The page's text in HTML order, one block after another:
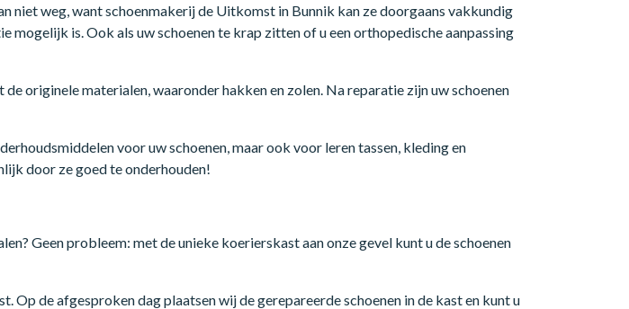
niet weg, want schoenmakerij de Uitkomst in Bunnik kan ze doorgaans vakkundig
mogelijk is. Ook als uw schoenen te krap zitten of u een orthopedische aanpassing
originele materialen, waaronder hakken en zolen. Na reparatie zijn uw schoenen
voor uw schoenen, maar ook voor leren tassen, kleding en
door ze goed te onderhouden!
Geen probleem: met de unieke koerierskast aan onze gevel kunt u de schoenen
Op de afgesproken dag plaatsen wij de gerepareerde schoenen in de kast en kunt u